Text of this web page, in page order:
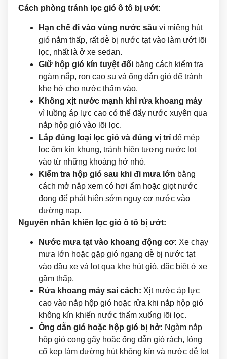
Cách phòng tránh lọc gió ô tô bị ướt:
Hạn chế đi vào vùng nước sâu vì miệng hút
gió nằm thấp, rất dễ bị nước tạt vào làm ướt lõi
lọc, nhất là ở xe sedan.
Giữ hộp gió kín tuyệt đối bằng cách kiểm tra
ngàm nắp, ron cao su và ống dẫn gió để tránh
khe hở cho nước thấm vào.
Không xịt nước mạnh khi rửa khoang máy
vì luồng áp lực cao có thể đẩy nước xuyên qua
nắp hộp gió vào lõi lọc.
Lắp đúng loại lọc gió và đúng vị trí để mép
lọc ôm kín khung, tránh hiện tượng nước lọt
vào từ những khoảng hở nhỏ.
Kiểm tra hộp gió sau khi đi mưa lớn bằng
cách mở nắp xem có hơi ẩm hoặc giọt nước
đọng để phát hiện sớm nguy cơ nước vào
đường nạp.
Nguyên nhân khiến lọc gió ô tô bị ướt:
Nước mưa tạt vào khoang động cơ: Xe chạy
mưa lớn hoặc gặp gió ngang dễ bị nước tạt
vào đầu xe và lọt qua khe hút gió, đặc biệt ở xe
gầm thấp.
Rửa khoang máy sai cách: Xịt nước áp lực
cao vào nắp hộp gió hoặc rửa khi nắp hộp gió
không kín khiến nước thấm xuống lõi lọc.
Ống dẫn gió hoặc hộp gió bị hở: Ngàm nắp
hộp gió cong gãy hoặc ống dẫn gió rách, lỏng
cổ kẹp làm đường hút không kín và nước dễ lọt